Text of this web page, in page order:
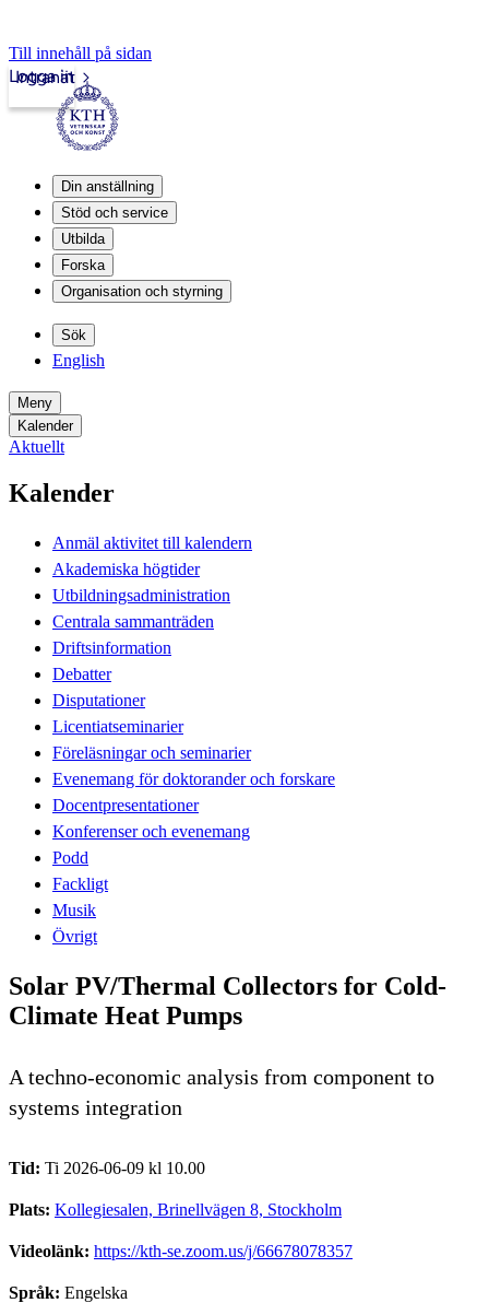
Till innehåll på sidan
Intranät
Logga in
Din anställning
Stöd och service
Utbilda
Forska
Organisation och styrning
Sök
English
Meny
Kalender
Aktuellt
Kalender
Anmäl aktivitet till kalendern
Akademiska högtider
Utbildningsadministration
Centrala sammanträden
Driftsinformation
Debatter
Disputationer
Licentiatseminarier
Föreläsningar och seminarier
Evenemang för doktorander och forskare
Docentpresentationer
Konferenser och evenemang
Podd
Fackligt
Musik
Övrigt
Solar PV/Thermal Collectors for Cold-
Climate Heat Pumps
A techno-economic analysis from component to
systems integration
Tid: Ti 2026-06-09 kl 10.00
Plats: Kollegiesalen, Brinellvägen 8, Stockholm
Videolänk: https://kth-se.zoom.us/j/66678078357
Språk: Engelska